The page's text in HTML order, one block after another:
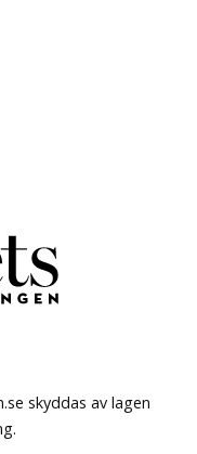
skyddas av lagen